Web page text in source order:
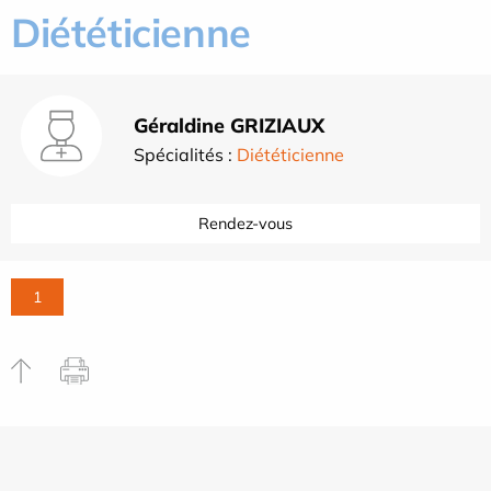
Diététicienne
Géraldine GRIZIAUX
Spécialités : Diététicienne
Rendez-vous
1